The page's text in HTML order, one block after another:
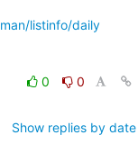
listinfo/daily
0 0
Show replies by date